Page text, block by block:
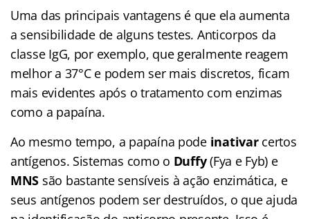
Uma das principais vantagens é que ela aumenta
a sensibilidade de alguns testes. Anticorpos da
classe IgG, por exemplo, que geralmente reagem
melhor a 37°C e podem ser mais discretos, ficam
mais evidentes após o tratamento com enzimas
como a papaína.
Ao mesmo tempo, a papaína pode inativarcertos
antígenos. Sistemas como o Duffy(Fya e Fyb) e
MNS são bastante sensíveis à ação enzimática, e
seus antígenos podem ser destruídos, o que ajuda